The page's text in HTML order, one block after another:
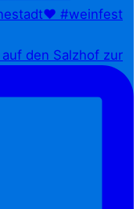
den Salzhof zur